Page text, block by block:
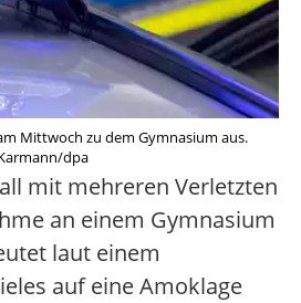
Mittwoch zu dem Gymnasium aus.
dpa
mit mehreren Verletzten
an einem Gymnasium
laut einem
auf eine Amoklage